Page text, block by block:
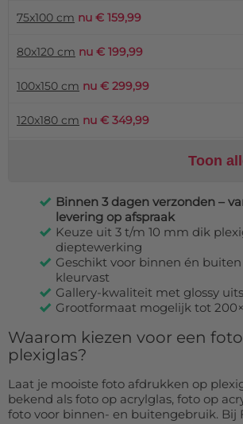
75x100 cm nu € 159,99
80x120 cm nu € 199,99
100x150 cm nu € 299,99
120x180 cm nu € 349,99
Toon
Binnen 3 dagen verzonden –
levering op afspraak
Keuze uit 3 t/m 10 mm dik
dieptewerking
Geschikt voor binnen én
kleurvast
Gallery-kwaliteit met glossy
Grootformaat mogelijk tot
Waarom kiezen voor een
plexiglas?
Laat je mooiste foto afdrukken op
bekend als foto op acrylglas, foto op
foto voor binnen- en buitengebruik. Bij